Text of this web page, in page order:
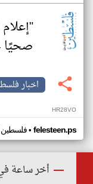
صحيًا
اخبار
HR28VO
فلسطين• felesteen.ps
أخر ساعة